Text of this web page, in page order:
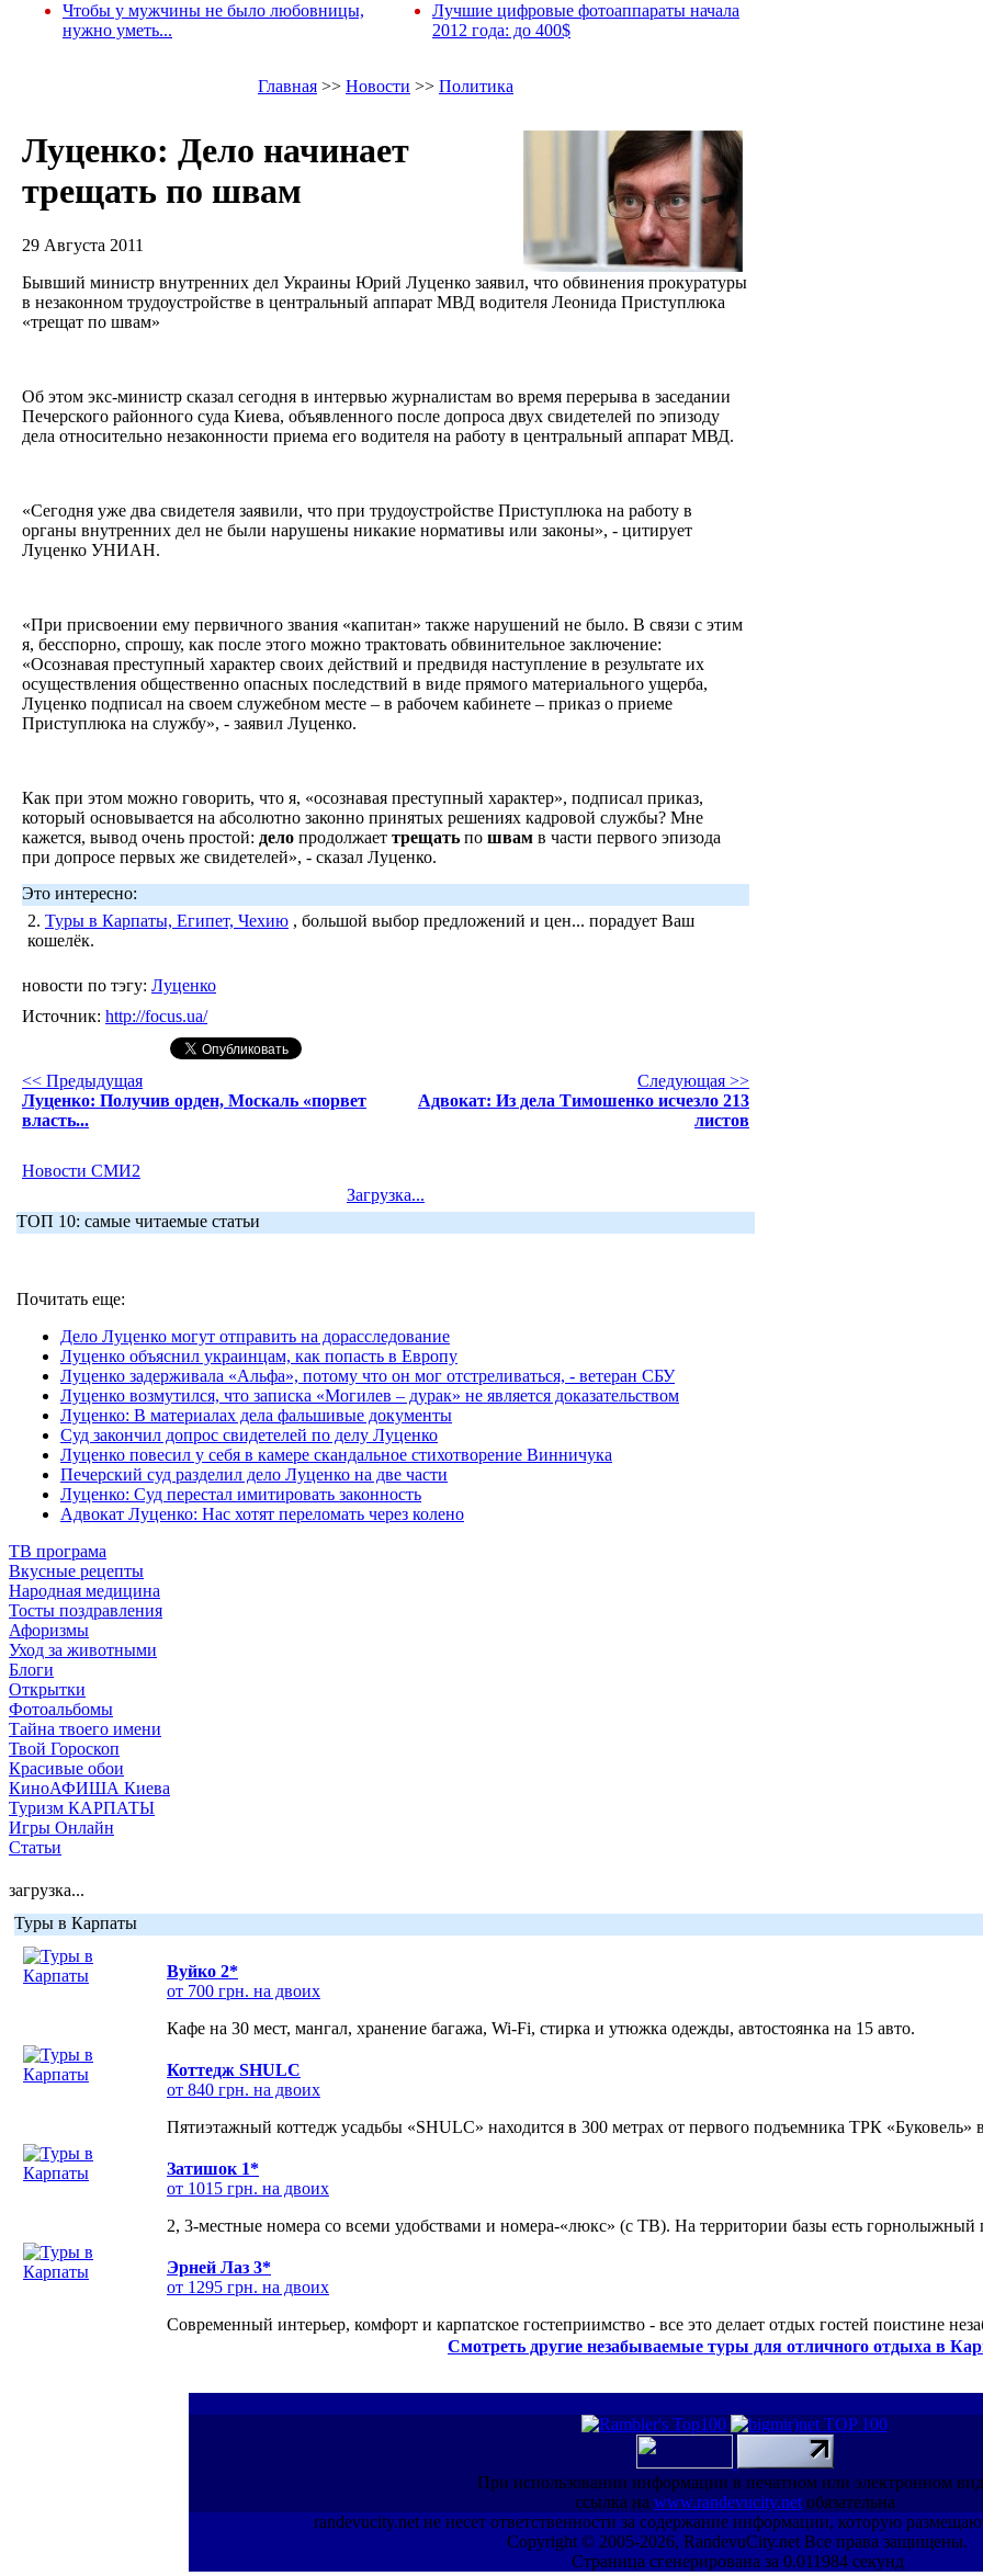
Чтобы у мужчины не было любовницы,
нужно уметь...
Лучшие цифровые фотоаппараты начала
2012 года: до 400$
Главная >> Новости >> Политика
Луценко: Дело начинает
трещать по швам
29 Августа 2011
Бывший министр внутренних дел Украины Юрий Луценко заявил, что обвинения прокуратуры
в незаконном трудоустройстве в центральный аппарат МВД водителя Леонида Приступлюка
«трещат по швам»
Об этом экс-министр сказал сегодня в интервью журналистам во время перерыва в заседании
Печерского районного суда Киева, объявленного после допроса двух свидетелей по эпизоду
дела относительно незаконности приема его водителя на работу в центральный аппарат МВД.
«Сегодня уже два свидетеля заявили, что при трудоустройстве Приступлюка на работу в
органы внутренних дел не были нарушены никакие нормативы или законы», - цитирует
Луценко УНИАН.
«При присвоении ему первичного звания «капитан» также нарушений не было. В связи с этим
я, бесспорно, спрошу, как после этого можно трактовать обвинительное заключение:
«Осознавая преступный характер своих действий и предвидя наступление в результате их
осуществления общественно опасных последствий в виде прямого материального ущерба,
Луценко подписал на своем служебном месте – в рабочем кабинете – приказ о приеме
Приступлюка на службу», - заявил Луценко.
Как при этом можно говорить, что я, «осознавая преступный характер», подписал приказ,
который основывается на абсолютно законно принятых решениях кадровой службы? Мне
кажется, вывод очень простой: дело продолжает трещать по швам в части первого эпизода
при допросе первых же свидетелей», - сказал Луценко.
Это интересно:
2. Туры в Карпаты, Египет, Чехию , большой выбор предложений и цен... порадует Ваш
кошелёк.
новости по тэгу: Луценко
Источник: http://focus.ua/
<< Предыдущая
Луценко: Получив орден, Москаль «порвет
власть...
Следующая >>
Адвокат: Из дела Тимошенко исчезло 213
листов
Новости СМИ2
Загрузка...
ТОП 10: самые читаемые статьи
Почитать еще:
Дело Луценко могут отправить на дорасследование
Луценко объяснил украинцам, как попасть в Европу
Луценко задерживала «Альфа», потому что он мог отстреливаться, - ветеран СБУ
Луценко возмутился, что записка «Могилев – дурак» не является доказательством
Луценко: В материалах дела фальшивые документы
Суд закончил допрос свидетелей по делу Луценко
Луценко повесил у себя в камере скандальное стихотворение Винничука
Печерский суд разделил дело Луценко на две части
Луценко: Суд перестал имитировать законность
Адвокат Луценко: Нас хотят переломать через колено
ТВ програма
Вкусные рецепты
Народная медицина
Тосты поздравления
Афоризмы
Уход за животными
Блоги
Открытки
Фотоальбомы
Тайна твоего имени
Твой Гороскоп
Красивые обои
КиноАФИША Киева
Туризм КАРПАТЫ
Игры Онлайн
Статьи
загрузка...
Туры в Карпаты
Вуйко 2*
от 700 грн. на двоих
Кафе на 30 мест, мангал, хранение багажа, Wi-Fi, стирка и утюжка одежды, автостоянка на 15 авто.
Коттедж SHULC
от 840 грн. на двоих
Пятиэтажный коттедж усадьбы «SHULC» находится в 300 метрах от первого подъемника ТРК «Буковель»
Затишок 1*
от 1015 грн. на двоих
2, 3-местные номера со всеми удобствами и номера-«люкс» (с ТВ). На территории базы есть горнолыжный
Эрней Лаз 3*
от 1295 грн. на двоих
Современный интерьер, комфорт и карпатское гостеприимство - все это делает отдых гостей поистине
Смотреть другие незабываемые туры для отличного отдыха в
При использовании информации в печатном или электронном
ссылка на www.randevucity.netобязательна
randevucity.net не несет ответственности за содержание информации, которую
Copyright © 2005-2026, RandevuCity.net Все права защищены.
Страница сгенерирована за 0.011984 секунд